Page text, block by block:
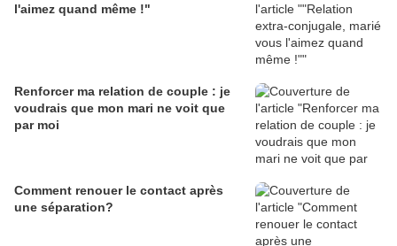
l'aimez quand même !"
Renforcer ma relation de couple : je
voudrais que mon mari ne voit que
par moi
Comment renouer le contact après
une séparation?